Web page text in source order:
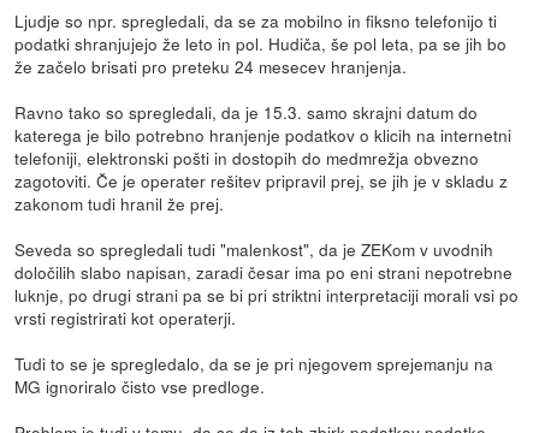
Ljudje so npr. spregledali, da se za mobilno in fiksno telefonijo ti
podatki shranjujejo že leto in pol. Hudiča, še pol leta, pa se jih bo
že začelo brisati pro preteku 24 mesecev hranjenja.
Ravno tako so spregledali, da je 15.3. samo skrajni datum do
katerega je bilo potrebno hranjenje podatkov o klicih na internetni
telefoniji, elektronski pošti in dostopih do medmrežja obvezno
zagotoviti. Če je operater rešitev pripravil prej, se jih je v skladu z
zakonom tudi hranil že prej.
Seveda so spregledali tudi "malenkost", da je ZEKom v uvodnih
določilih slabo napisan, zaradi česar ima po eni strani nepotrebne
luknje, po drugi strani pa se bi pri striktni interpretaciji morali vsi po
vrsti registrirati kot operaterji.
Tudi to se je spregledalo, da se je pri njegovem sprejemanju na
MG ignoriralo čisto vse predloge.